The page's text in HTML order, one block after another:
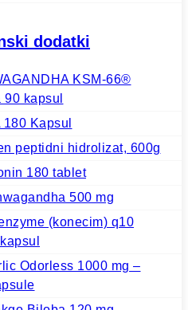
dodatki
KSM-66®
kapsul
Kapsul
peptidni hidrolizat, 600g
180 tablet
500 mg
(konecim) q10
Odorless 1000 mg –